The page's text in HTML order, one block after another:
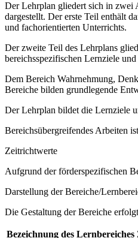
Der Lehrplan gliedert sich in zwei
dargestellt. Der erste Teil enthält
und fachorientierten Unterrichts.
Der zweite Teil des Lehrplans
bereichsspezifischen Lernziele
Dem Bereich Wahrnehmung,
Bereiche bilden grundlegende
Der Lehrplan bildet die Lernziele
Bereichsübergreifendes Arbeiten
Zeitrichtwerte
Aufgrund der förderspezifischen
Darstellung der Bereiche/
Die Gestaltung der Bereiche
Bezeichnung des Lernbereiches